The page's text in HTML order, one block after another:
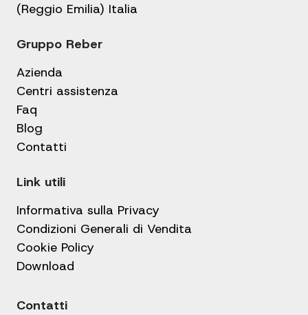
(Reggio Emilia) Italia
Gruppo Reber
Azienda
Centri assistenza
Faq
Blog
Contatti
Link utili
Informativa sulla Privacy
Condizioni Generali di Vendita
Cookie Policy
Download
Contatti